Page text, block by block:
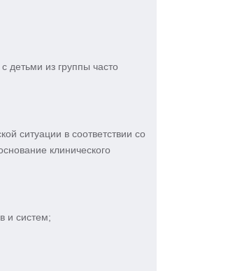
детьми из группы часто
ситуации в соответствии со
клинического
и систем;